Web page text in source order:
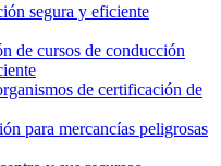
segura y eficiente
de cursos de conducción
de certificación de
para mercancías peligrosas